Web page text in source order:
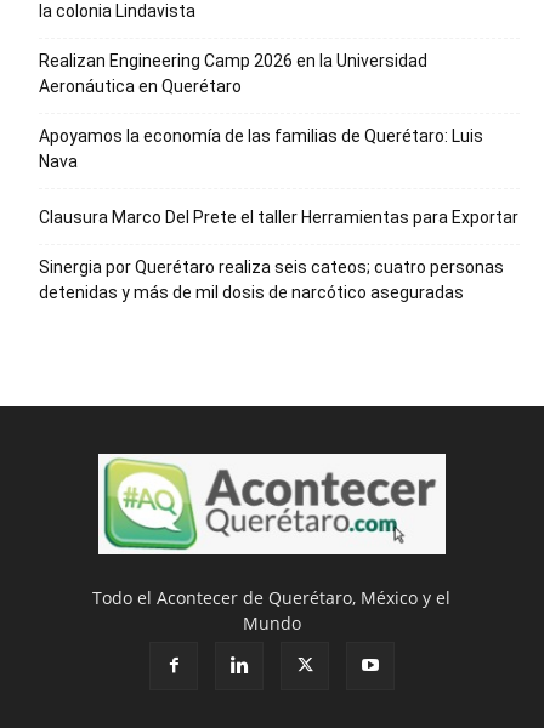
la colonia Lindavista
Realizan Engineering Camp 2026 en la Universidad
Aeronáutica en Querétaro
Apoyamos la economía de las familias de Querétaro: Luis
Nava
Clausura Marco Del Prete el taller Herramientas para Exportar
Sinergia por Querétaro realiza seis cateos; cuatro personas
detenidas y más de mil dosis de narcótico aseguradas
Todo el Acontecer de Querétaro, México y el
Mundo